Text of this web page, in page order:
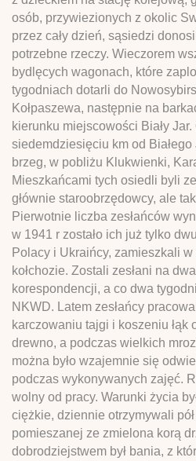
osób, przywiezionych z okolic
przez cały dzień, sąsiedzi
potrzebne rzeczy. Wieczorem
bydlęcych wagonach, które
tygodniach dotarli do
Kołpaszewa, następnie na
kierunku miejscowości Biały Jar.
siedemdziesięciu km od
brzeg, w pobliżu Klukwienki,
Mieszkańcami tych osiedli byli
głównie staroobrzędowcy, ale
Pierwotnie liczba zesłańców
w 1941 r zostało ich już tylko
Polacy i Ukraińcy, zamieszkali
kołchozie. Zostali zesłani na
korespondencji, a co dwa
NKWD. Latem zesłańcy
karczowaniu tajgi i koszeniu łąk
drewno, a podczas wielkich
można było wzajemnie się
podczas wykonywanych zajęć.
wolny od pracy. Warunki życia
ciężkie, dziennie otrzymywali
pomieszanej ze zmielona korą
dobrodziejstwem był bania, z